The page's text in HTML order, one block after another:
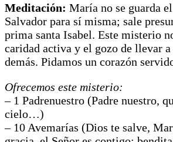
Meditación: María no se guarda
Salvador para sí misma; sale
prima santa Isabel. Este misterio
caridad activa y el gozo de llevar a
demás. Pidamos un corazón
Ofrecemos este misterio:
– 1 Padrenuestro (Padre nuestro,
cielo…)
– 10 Avemarías (Dios te salve,